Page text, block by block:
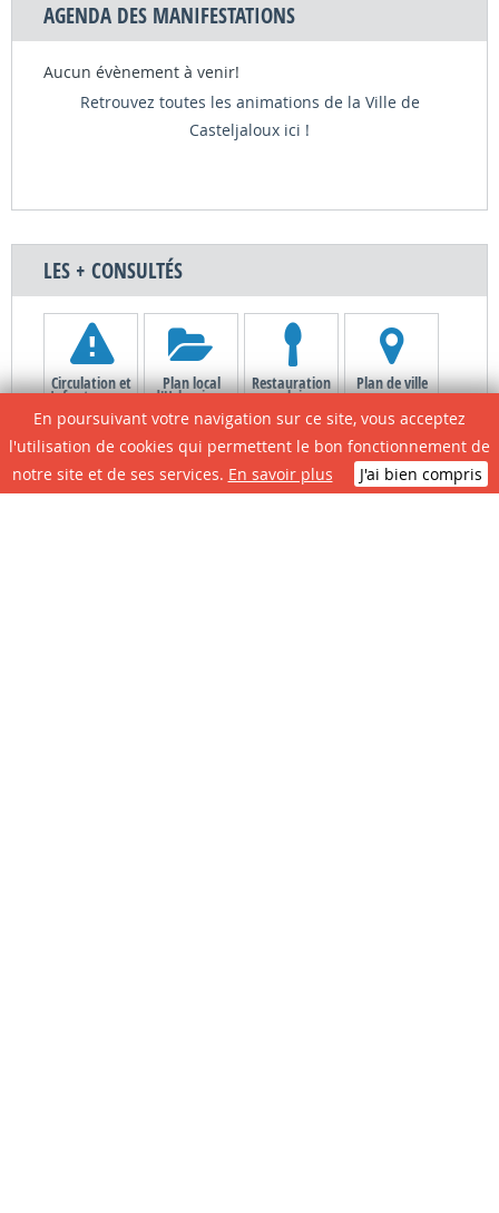
AGENDA DES MANIFESTATIONS
Aucun évènement à venir!
Retrouvez toutes les animations de la Ville de
Casteljaloux ici !
LES + CONSULTÉS
Circulation et
Infos travaux
Plan local
d'Urbanisme
Restauration
scolaire
Plan de ville
Le site de A à Z Contactez la Associations Portail
En poursuivant votre navigation sur ce site, vous acceptez
l'utilisation de cookies qui permettent le bon fonctionnement de
notre site et de ses services. En savoir plus J'ai bien compris